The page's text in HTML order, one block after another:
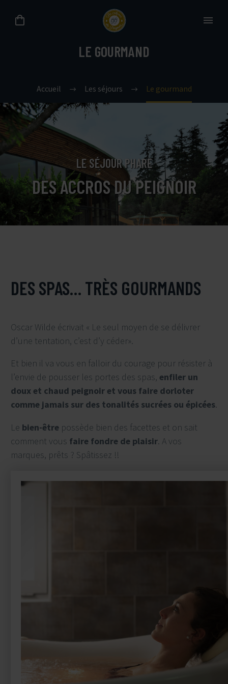
LE GOURMAND
Accueil Les séjours Le gourmand
LE SÉJOUR PHARE
DES ACCROS DU PEIGNOIR
DES SPAS… TRÈS GOURMANDS
Oscar Wilde écrivait « Le seul moyen de se délivrer
d’une tentation, c’est d’y céder».
Et bien il va vous en falloir du courage pour résister à
l’envie de pousser les portes des spas, enfiler un
doux et chaud peignoir et vous faire dorloter
comme jamais sur des tonalités sucrées ou épicées.
Le bien-être possède bien des facettes et on sait
comment vous faire fondre de plaisir. A vos
marques, prêts ? Spâtissez !!